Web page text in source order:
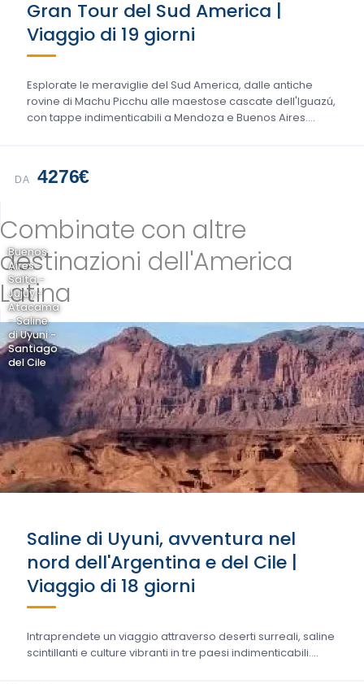
Gran Tour del Sud America |
Viaggio di 19 giorni
Esplorate le meraviglie del Sud America, dalle antiche
rovine di Machu Picchu alle maestose cascate dell'Iguazú,
con tappe indimenticabili a Mendoza e Buenos Aires....
DA 4276€
Combinate con altre
destinazioni dell'America
Latina
Buenos
Aires -
Salta -
Jujuy -
Atacama
- Saline
di Uyuni -
Santiago
del Cile
Saline di Uyuni, avventura nel
nord dell'Argentina e del Cile |
Viaggio di 18 giorni
Intraprendete un viaggio attraverso deserti surreali, saline
scintillanti e culture vibranti in tre paesi indimenticabili....